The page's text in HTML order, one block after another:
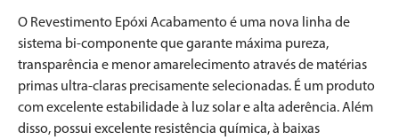
O Revestimento Epóxi Acabamento é uma nova linha de
sistema bi-componente que garante máxima pureza,
transparência e menor amarelecimento através de matérias
primas ultra-claras precisamente selecionadas. É um produto
com excelente estabilidade à luz solar e alta aderência. Além
disso, possui excelente resistência química, à baixas